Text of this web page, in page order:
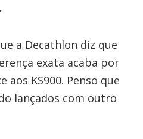
a Decathlon diz que
exata acaba por
aos KS900. Penso que
lançados com outro